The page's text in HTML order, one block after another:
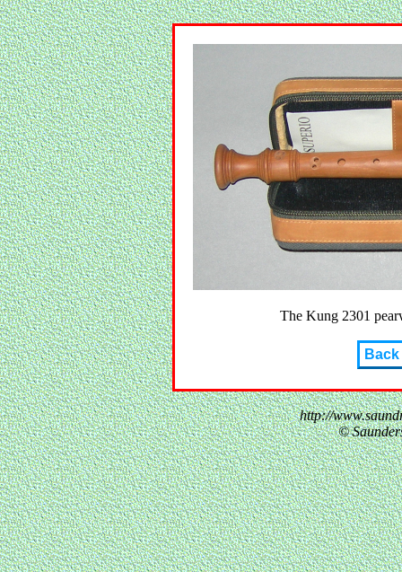
The Kung 2301
Back
http://
©